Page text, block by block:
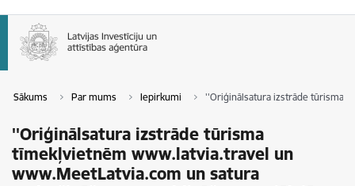
Sākums Par mums Iepirkumi ''Oriģinālsatura izstrāde tūrisma
''Oriģinālsatura izstrāde tūrisma
tīmekļvietnēm www.latvia.travel un
www.MeetLatvia.com un satura